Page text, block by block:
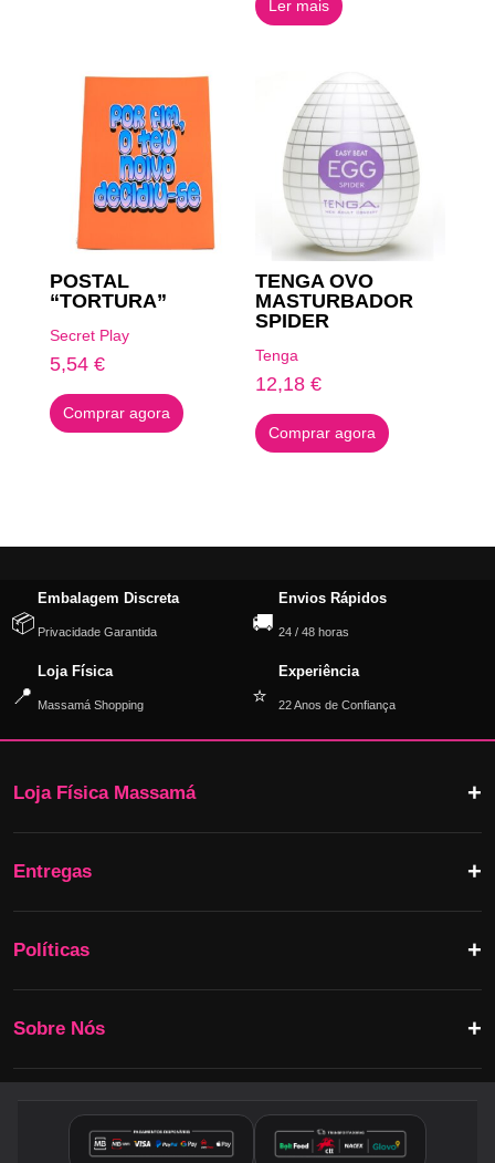
original
Ler mais
POSTAL
“TORTURA”
Secret Play
5,54 €
Comprar agora
TENGA OVO
MASTURBADOR
SPIDER
Tenga
12,18€
Comprar agora
📦
Embalagem Discreta
Privacidade Garantida 🚚
Envios Rápidos
24 / 48 horas
📍
Loja Física
Massamá Shopping ⭐
Experiência
22 Anos de Confiança
Loja Física Massamá
Entregas
Políticas
Sobre Nós